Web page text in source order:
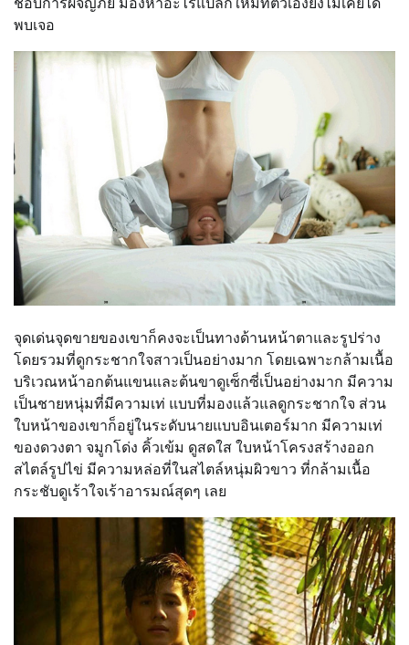
พบเจอ
จุดเด่นจุดขายของเขาก็คงจะเป็นทางด้านหน้าตาและรูปร่าง
โดยรวมที่ดูกระชากใจสาวเป็นอย่างมาก โดยเฉพาะกล้ามเนื้อ
บริเวณหน้าอกต้นแขนและต้นขาดูเซ็กซี่เป็นอย่างมาก มีความ
เป็นชายหนุ่มที่มีความเท่ แบบที่มองแล้วแลดูกระชากใจ ส่วน
ใบหน้าของเขาก็อยู่ในระดับนายแบบอินเตอร์มาก มีความเท่
ของดวงตา จมูกโด่ง คิ้วเข้ม ดูสดใส ใบหน้าโครงสร้างออก
สไตล์รูปไข่ มีความหล่อที่ในสไตล์หนุ่มผิวขาว ที่กล้ามเนื้อ
กระชับดูเร้าใจเร้าอารมณ์สุดๆ เลย